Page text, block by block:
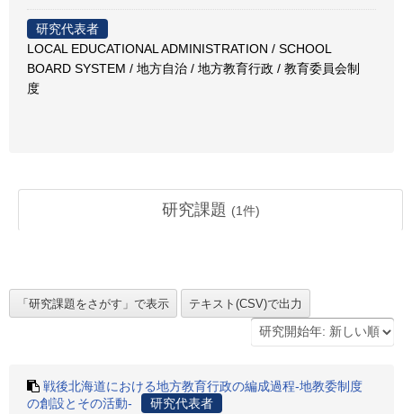
研究代表者
LOCAL EDUCATIONAL ADMINISTRATION / SCHOOL
BOARD SYSTEM / 地方自治 / 地方教育行政 / 教育委員会制
度
研究課題 (1件)
戦後北海道における地方教育行政の編成過程-地教委制度
の創設とその活動-
研究代表者